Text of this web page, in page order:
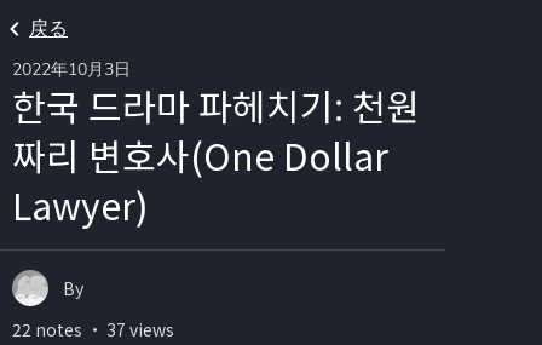
戻る
2022年10月3日
한국 드라마 파헤치기: 천원
짜리 변호사(One Dollar
Lawyer)
By
22 notes ・ 37 views